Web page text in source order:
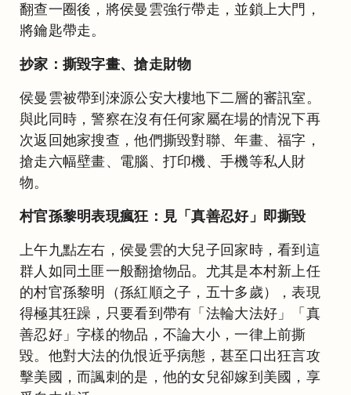
翻查一圈後，將侯曼雲強行帶走，並鎖上大門，
將鑰匙帶走。
抄家：撕毀字畫、搶走財物
侯曼雲被帶到淶源公安大樓地下二層的審訊室。
與此同時，警察在沒有任何家屬在場的情況下再
次返回她家搜查，他們撕毀對聯、年畫、福字，
搶走六幅壁畫、電腦、打印機、手機等私人財
物。
村官孫黎明表現瘋狂：見「真善忍好」即撕毀
上午九點左右，侯曼雲的大兒子回家時，看到這
群人如同土匪一般翻搶物品。尤其是本村新上任
的村官孫黎明（孫紅順之子，五十多歲），表現
得極其狂躁，只要看到帶有「法輪大法好」「真
善忍好」字樣的物品，不論大小，一律上前撕
毀。他對大法的仇恨近乎病態，甚至口出狂言攻
擊美國，而諷刺的是，他的女兒卻嫁到美國，享